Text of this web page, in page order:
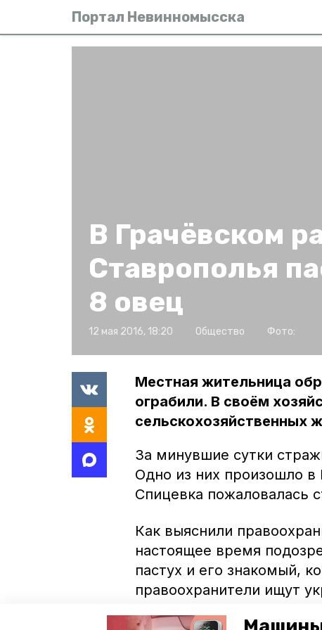
Портал Невинномысска
В Грачёвском
Ставрополья
8 овец
12 мая 2016, 18:20 Общество Фото:
Местная жительница
ограбили. В своём
сельскохозяйственных
За минувшие сутки
Одно из них произошло
Спицевка пожаловалась
Как выяснили
настоящее время
пастух и его знакомый,
правоохранители ищут
Напомним, недавно